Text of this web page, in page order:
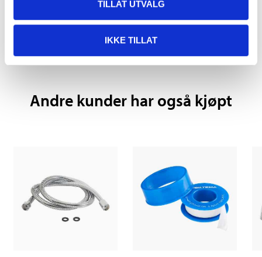
TILLAT UTVALG
IKKE TILLAT
Andre kunder har også kjøpt